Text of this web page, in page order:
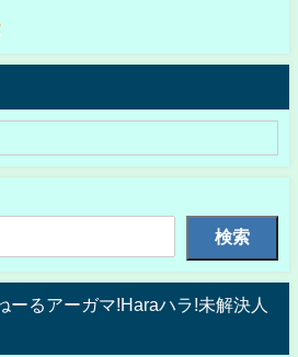
検索
ーるアーガマ!Haraハラ!未解決人